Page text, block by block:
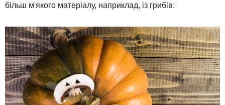
більш м'якого матеріалу, наприклад, із грибів: